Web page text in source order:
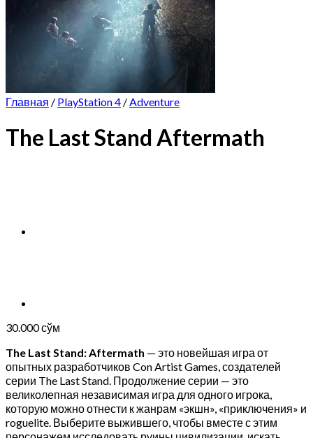
Главная / PlayStation 4 / Adventure
The Last Stand Aftermath
30.000сўм
The Last Stand: Aftermath — это новейшая игра от
опытных разработчиков Con Artist Games, создателей
серии The Last Stand. Продолжение серии — это
великолепная независимая игра для одного игрока,
которую можно отнести к жанрам «экшн», «приключения» и
roguelite. Выберите выжившего, чтобы вместе с этим